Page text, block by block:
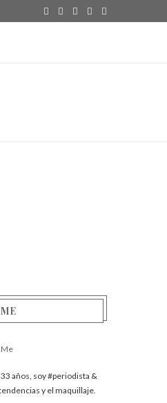
años, soy #periodista &
y el maquillaje.